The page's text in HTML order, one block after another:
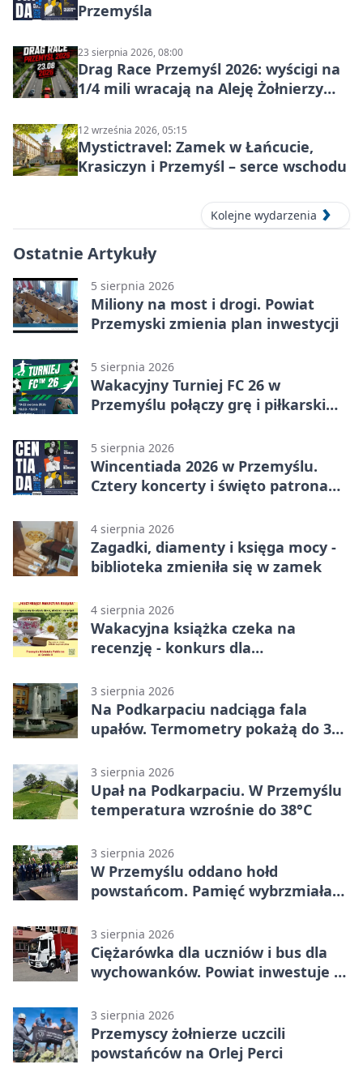
Przemyśla
23 sierpnia 2026, 08:00
Drag Race Przemyśl 2026: wyścigi na
1/4 mili wracają na Aleję Żołnierzy
12 września 2026, 05:15
Mystictravel: Zamek w Łańcucie,
Krasiczyn i Przemyśl – serce wschodu
Kolejne wydarzenia
Ostatnie Artykuły
5 sierpnia 2026
Miliony na most i drogi. Powiat
Przemyski zmienia plan inwestycji
5 sierpnia 2026
Wakacyjny Turniej FC 26 w
Przemyślu połączy grę i piłkarski
5 sierpnia 2026
Wincentiada 2026 w Przemyślu.
Cztery koncerty i święto patrona
4 sierpnia 2026
Zagadki, diamenty i księga mocy -
biblioteka zmieniła się w zamek
4 sierpnia 2026
Wakacyjna książka czeka na
recenzję - konkurs dla
3 sierpnia 2026
Na Podkarpaciu nadciąga fala
upałów. Termometry pokażą do 36
3 sierpnia 2026
Upał na Podkarpaciu. W Przemyślu
temperatura wzrośnie do 38°C
3 sierpnia 2026
W Przemyślu oddano hołd
powstańcom. Pamięć wybrzmiała
3 sierpnia 2026
Ciężarówka dla uczniów i bus dla
wychowanków. Powiat inwestuje w
3 sierpnia 2026
Przemyscy żołnierze uczcili
powstańców na Orlej Perci